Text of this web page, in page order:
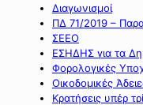
Διαγωνισμοί
ΠΔ 71/2019 –
ΣΕΕΟ
ΕΣΗΔΗΣ για τα
Φορολογικές
Οικοδομικές
Κρατήσεις υπέρ